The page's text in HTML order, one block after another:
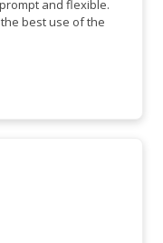
and flexible.
best use of the